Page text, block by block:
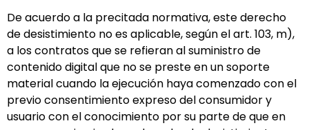
De acuerdo a la precitada normativa, este derecho
de desistimiento no es aplicable, según el art. 103, m),
a los contratos que se refieran al suministro de
contenido digital que no se preste en un soporte
material cuando la ejecución haya comenzado con el
previo consentimiento expreso del consumidor y
usuario con el conocimiento por su parte de que en